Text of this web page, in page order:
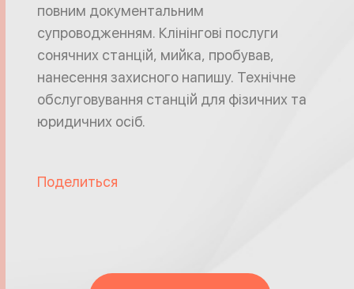
повним документальним
супроводженням. Клінінгові послуги
сонячних станцій, мийка, пробував,
нанесення захисного напишу. Технічне
обслуговування станцій для фізичних та
юридичних осіб.
Поделиться